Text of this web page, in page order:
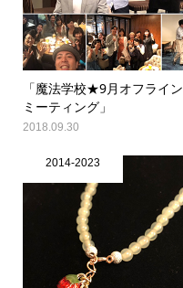
「魔法学校★9月オフライン
ミーティング」
2018.09.30
2014-2023